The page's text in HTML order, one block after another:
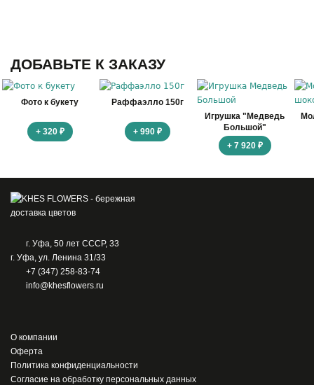
ДОБАВЬТЕ К ЗАКАЗУ
Фото к букету
+ 320 ₽
Раффаэлло 150г
+ 990 ₽
Игрушка "Медведь
Большой"
+ 7 920 ₽
г. Уфа, 50 лет СССР, 33
г. Уфа, ул. Ленина 31/33
+7 (347) 258-83-74
info@khesflowers.ru
О компании
Оферта
Политика конфиденциальности
Согласие на обработку персональных данных